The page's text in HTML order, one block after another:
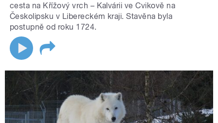
cesta na Křížový vrch – Kalvárii ve Cvikově na
Českolipsku v Libereckém kraji. Stavěna byla
postupně od roku 1724.